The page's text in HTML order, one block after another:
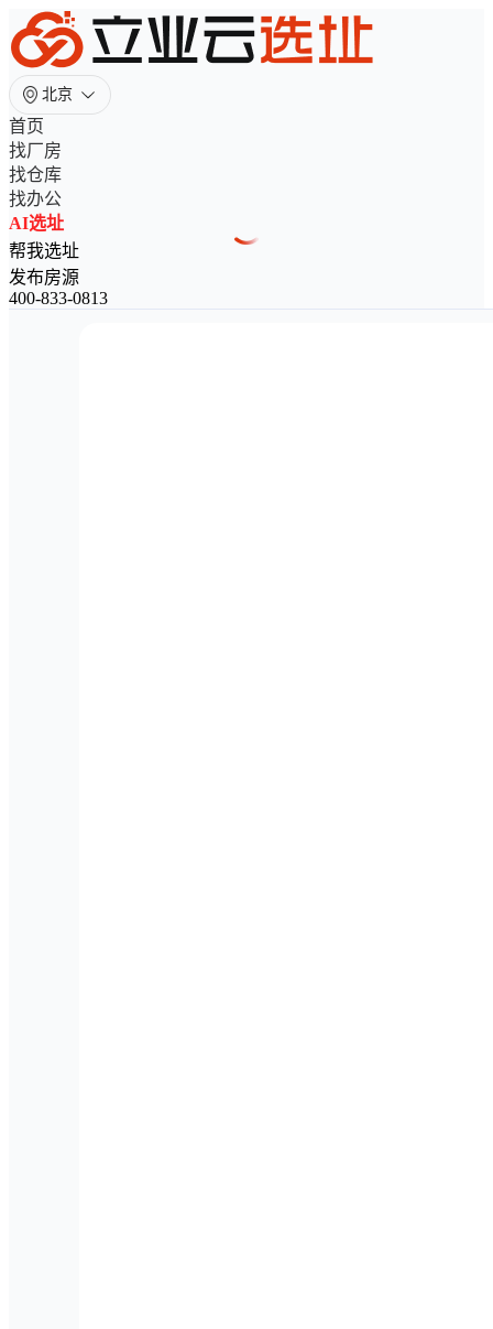
北京
首页
找厂房
找仓库
找办公
AI选址
帮我选址
发布房源
400-833-0813